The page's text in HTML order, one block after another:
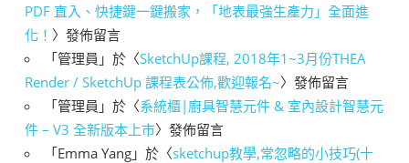
PDF 直入、快捷鍵一鍵搬家，「地表最強生產力」全面進
化！ 〉發佈留言
「管理員 」於〈SketchUp課程, 2018年1~3月份THEA
Render / SketchUp 課程表公佈,歡迎報名~〉發佈留言
「管理員 」於〈系統櫃|廚具智慧元件 & 室內設計智慧元
件 – V3 全新版本上市〉發佈留言
「Emma Yang 」於〈sketchup教學,常忽略的小技巧(十